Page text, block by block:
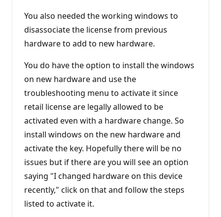
You also needed the working windows to
disassociate the license from previous
hardware to add to new hardware.
You do have the option to install the windows
on new hardware and use the
troubleshooting menu to activate it since
retail license are legally allowed to be
activated even with a hardware change. So
install windows on the new hardware and
activate the key. Hopefully there will be no
issues but if there are you will see an option
saying "I changed hardware on this device
recently," click on that and follow the steps
listed to activate it.